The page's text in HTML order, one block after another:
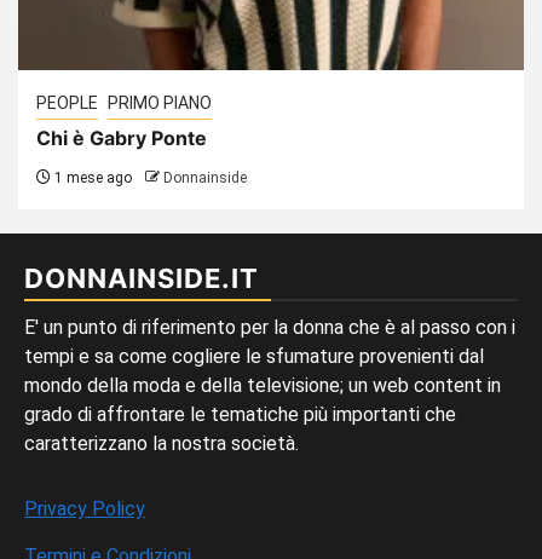
PEOPLE PRIMO PIANO
Chi è Gabry Ponte
1 mese ago Donnainside
DONNAINSIDE.IT
E' un punto di riferimento per la donna che è al passo con i
tempi e sa come cogliere le sfumature provenienti dal
mondo della moda e della televisione; un web content in
grado di affrontare le tematiche più importanti che
caratterizzano la nostra società.
Privacy Policy